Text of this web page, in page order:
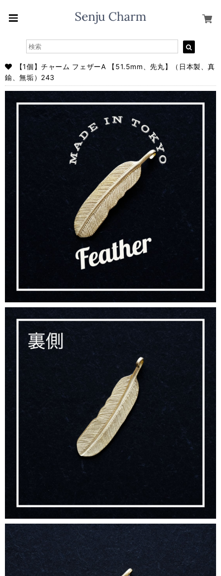
【1個】チャーム フェザーA 【51.5mm、先丸】（日本製、真
鍮、無垢）243